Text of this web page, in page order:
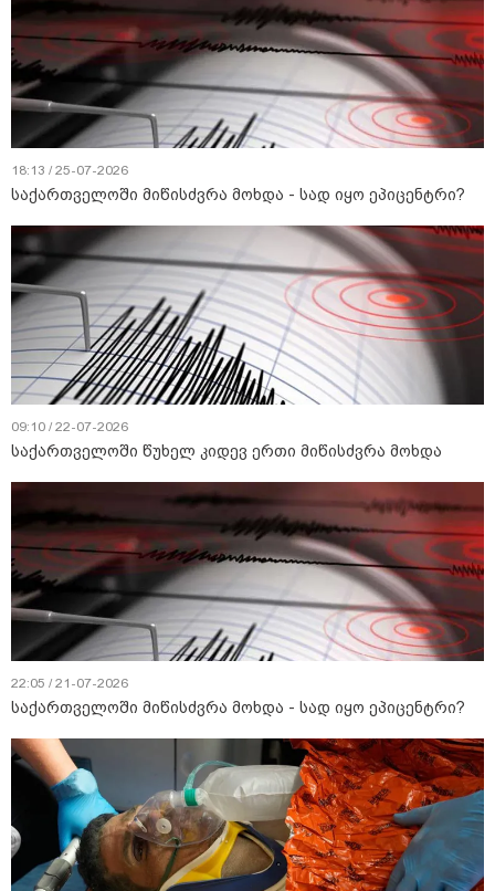
18:13 / 25-07-2026
საქართველოში მიწისძვრა მოხდა - სად იყო ეპიცენტრი?
09:10 / 22-07-2026
საქართველოში წუხელ კიდევ ერთი მიწისძვრა მოხდა
22:05 / 21-07-2026
საქართველოში მიწისძვრა მოხდა - სად იყო ეპიცენტრი?